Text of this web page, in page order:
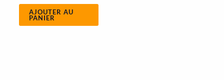
AJOUTER AU
PANIER